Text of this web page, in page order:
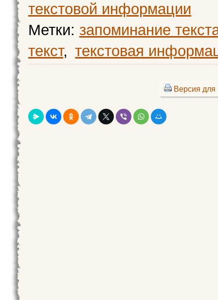
текстовой информации
Метки: запоминание
текст, текстовая
Версия для